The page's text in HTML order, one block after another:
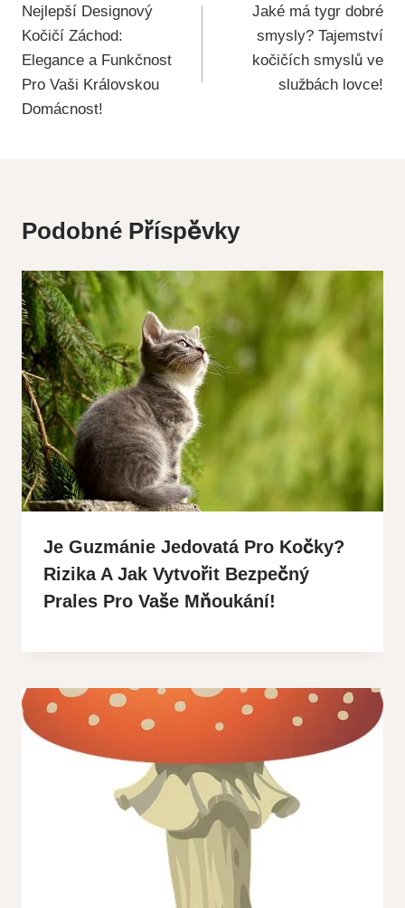
Pro
Příspěvek
Nejlepší Designový
Kočičí Záchod:
Elegance a Funkčnost
Pro Vaši Královskou
Domácnost!
Jaké má tygr dobré
smysly? Tajemství
kočičích smyslů ve
službách lovce!
Podobné Příspěvky
Je Guzmánie Jedovatá Pro Kočky?
Rizika A Jak Vytvořit Bezpečný
Prales Pro Vaše Mňoukání!